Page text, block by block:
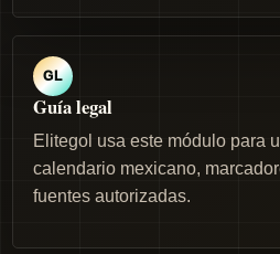
GL
Guía legal
Elitegol usa este módulo para
calendario mexicano,
fuentes autorizadas.